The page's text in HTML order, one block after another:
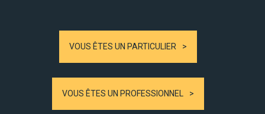
VOUS ÊTES UN PARTICULIER
VOUS ÊTES UN PROFESSIONNEL